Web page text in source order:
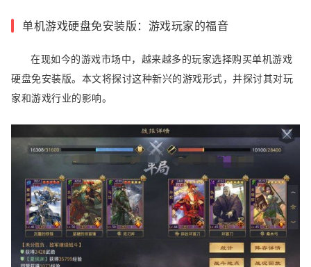
单机游戏硬盘免安装版：游戏玩家的福音
在现如今的游戏市场中，越来越多的玩家选择购买单机游戏
硬盘免安装版。本文将探讨这种新兴的游戏形式，并探讨其对玩
家和游戏行业的影响。